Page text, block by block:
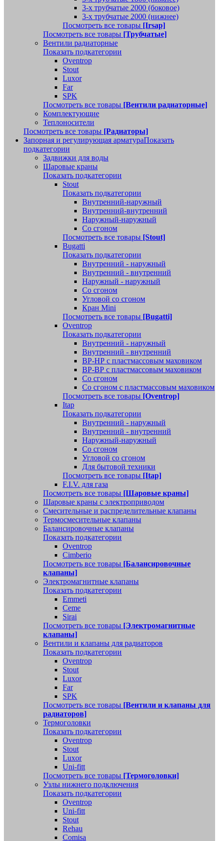
3-х трубчатые 2000 (боковое)
3-х трубчатые 2000 (нижнее)
Посмотреть все товары [Irsap]
Посмотреть все товары [Трубчатые]
Вентили радиаторные
Показать подкатегории
Oventrop
Stout
Luxor
Far
SPK
Посмотреть все товары [Вентили радиаторные]
Комплектующие
Теплоносители
Посмотреть все товары [Радиаторы]
Запорная и регулирующая арматураПоказать
подкатегории
Задвижки для воды
Шаровые краны
Показать подкатегории
Stout
Показать подкатегории
Внутренний-наружный
Внутренний-внутренний
Наружный-наружный
Со сгоном
Посмотреть все товары [Stout]
Bugatti
Показать подкатегории
Внутренний - наружный
Внутренний - внутренний
Наружный - наружный
Со сгоном
Угловой со сгоном
Кран Mini
Посмотреть все товары [Bugatti]
Oventrop
Показать подкатегории
Внутренний - наружный
Внутренний - внутренний
ВР-НР с пластмассовым маховиком
ВР-ВР с пластмассовым маховиком
Со сгоном
Со сгоном с пластмассовым маховиком
Посмотреть все товары [Oventrop]
Itap
Показать подкатегории
Внутренний - наружный
Внутренний - внутренний
Наружный-наружный
Со сгоном
Угловой со сгоном
Для бытовой техники
Посмотреть все товары [Itap]
F.I.V. для газа
Посмотреть все товары [Шаровые краны]
Шаровые краны с электроприводом
Смесительные и распределительные клапаны
Термосмесительные клапаны
Балансировочные клапаны
Показать подкатегории
Oventrop
Cimberio
Посмотреть все товары [Балансировочные
клапаны]
Электромагнитные клапаны
Показать подкатегории
Emmeti
Ceme
Sirai
Посмотреть все товары [Электромагнитные
клапаны]
Вентили и клапаны для радиаторов
Показать подкатегории
Oventrop
Stout
Luxor
Far
SPK
Посмотреть все товары [Вентили и клапаны для
радиаторов]
Термоголовки
Показать подкатегории
Oventrop
Stout
Luxor
Uni-fitt
Посмотреть все товары [Термоголовки]
Узлы нижнего подключения
Показать подкатегории
Oventrop
Uni-fitt
Stout
Rehau
Comisa